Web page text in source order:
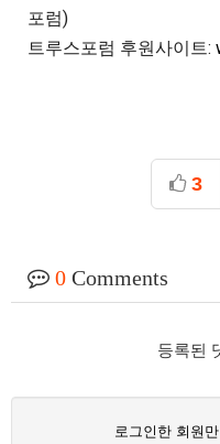
포럼)
트루스포럼 후원사이트:
3
0 Comments
등록된
로그인한 회원